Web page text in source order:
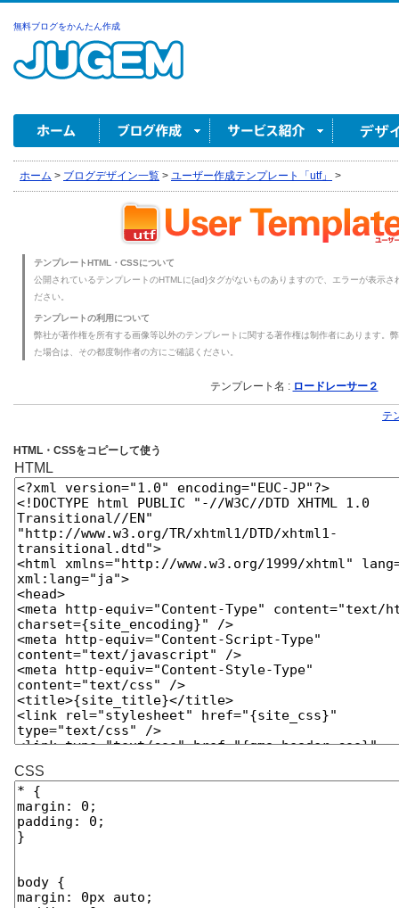
無料ブログをかんたん作成
ホーム > ブログデザイン一覧 > ユーザー作成テンプレート「utf」 >
テンプレートHTML・CSSについて
公開されているテンプレートのHTMLに{ad}タグがないものありますので、エラーが表示
ださい。
テンプレートの利用について
弊社が著作権を所有する画像等以外のテンプレートに関する著作権は制作者にあります。
た場合は、その都度制作者の方にご確認ください。
テンプレート名 : ロードレーサー２
テ
HTML・CSSをコピーして使う
HTML
CSS